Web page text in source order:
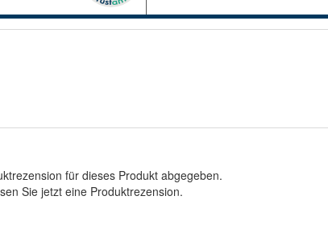
für dieses Produkt abgegeben.
Sie jetzt eine Produktrezension.